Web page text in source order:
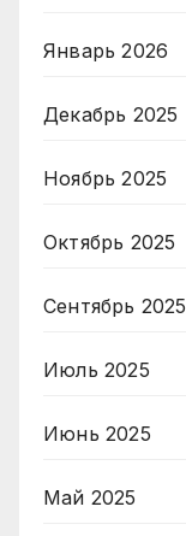
Январь 2026
Декабрь 2025
Ноябрь 2025
Октябрь 2025
Сентябрь 2025
Июль 2025
Июнь 2025
Май 2025